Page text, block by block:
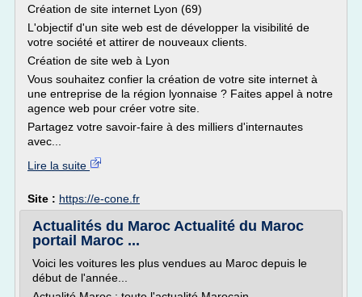
Création de site internet Lyon (69)
L'objectif d'un site web est de développer la visibilité de
votre société et attirer de nouveaux clients.
Création de site web à Lyon
Vous souhaitez confier la création de votre site internet à
une entreprise de la région lyonnaise ? Faites appel à notre
agence web pour créer votre site.
Partagez votre savoir-faire à des milliers d'internautes
avec...
Lire la suite
Site : https://e-cone.fr
Actualités du Maroc Actualité du Maroc
portail Maroc ...
Voici les voitures les plus vendues au Maroc depuis le
début de l'année...